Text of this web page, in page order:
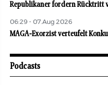
Republikaner fordern Rücktritt
06:29 - 07.Aug 2026
MAGA-Exorzist verteufelt
Podcasts